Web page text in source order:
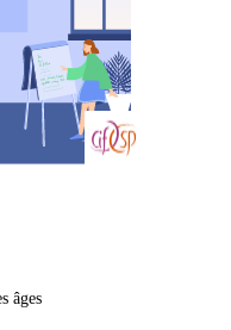
âges